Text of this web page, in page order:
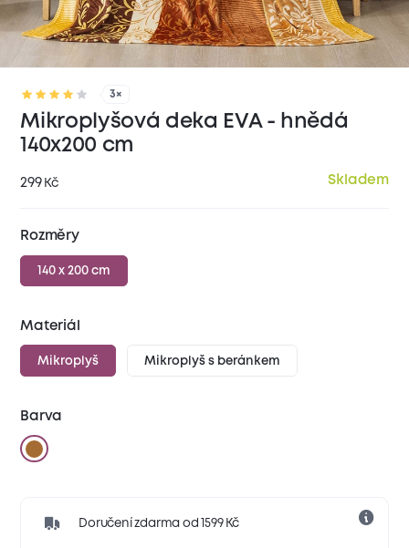
3×
Mikroplyšová deka EVA - hnědá
140x200 cm
299 Kč Skladem
Rozměry
140 x 200 cm
Materiál
Mikroplyš Mikroplyš s beránkem
Barva
Doručení zdarma od 1599 Kč